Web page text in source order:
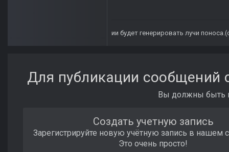
ии будет генерировать лучи
Для публикации сообщений
Вы должны быть
Создать учетную запись
Зарегистрируйте новую учётную запись в нашем
Это очень просто!